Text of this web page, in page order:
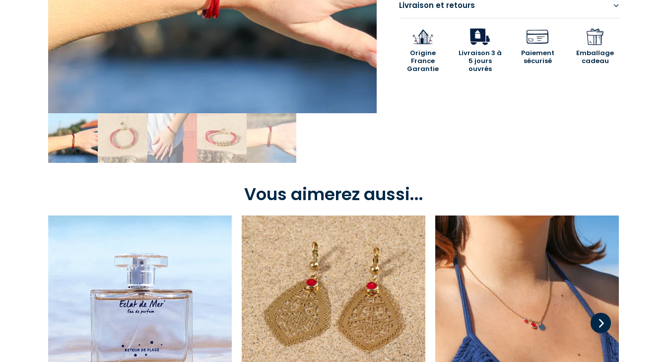
Livraison et retours
Origine
France
Garantie
Livraison 3 à
5 jours
ouvrés
Paiement
sécurisé
Emballage
cadeau
Vous aimerez aussi...